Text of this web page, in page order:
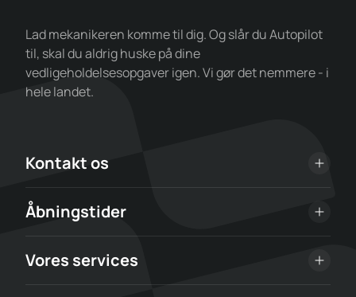
Lad mekanikeren komme til dig. Og slår du Autopilot
til, skal du aldrig huske på dine
vedligeholdelsesopgaver igen. Vi gør det nemmere - i
hele landet.
Kontakt os
Åbningstider
Vores services